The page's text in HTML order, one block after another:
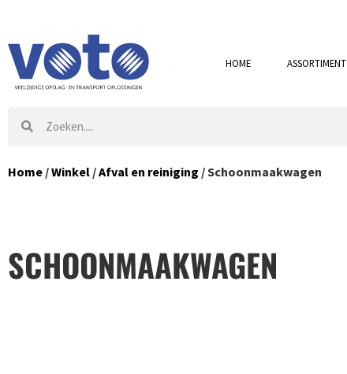
HOME ASSORTIMENT
Home /Winkel /Afval en reiniging / Schoonmaakwagen
SCHOONMAAKWAGEN